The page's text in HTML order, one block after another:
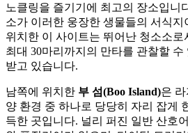
노클링을 즐기기에 최고의 장소입니
소가 이러한 웅장한 생물들의 서식지
위치한 이 사이트는 뛰어난 청소소로
최대 30마리까지의 만타를 관찰할
받고 있습니다.
남쪽에 위치한 부 섬(Boo Island)은
양 환경 중 하나로 당당히 자리 잡게
득한 곳입니다. 널리 퍼진 일반 산호